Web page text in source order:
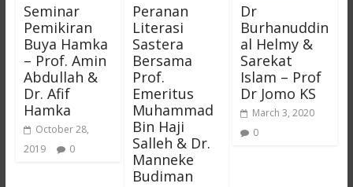
Seminar
Pemikiran
Buya Hamka
– Prof. Amin
Abdullah &
Dr. Afif
Hamka
October 28,
2019
0
Peranan
Literasi
Sastera
Bersama
Prof.
Emeritus
Muhammad
Bin Haji
Salleh & Dr.
Manneke
Budiman
Dr
Burhanuddin
al Helmy &
Sarekat
Islam – Prof
Dr Jomo KS
March 3, 2020
0